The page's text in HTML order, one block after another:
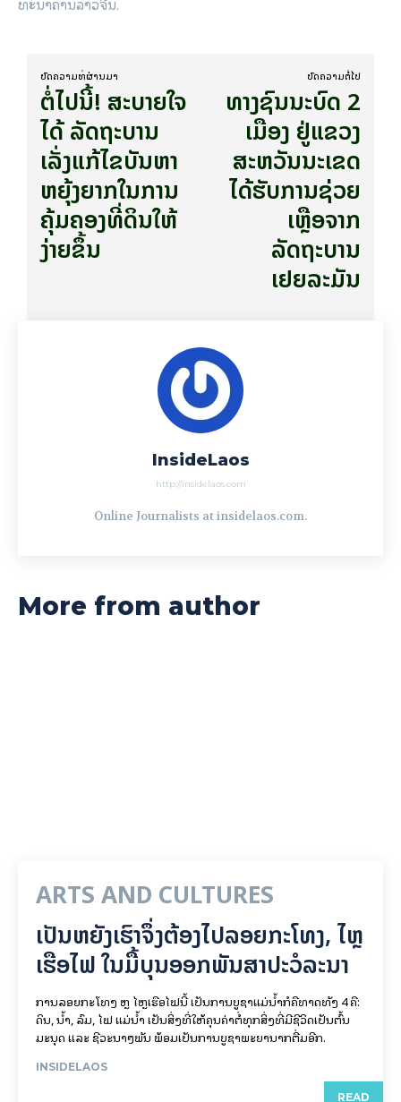
ບົດ​ຄວາມ​ທີ່​ຜ່ານ​ມາ
ຕໍ່​ໄປ​ນີ້! ສະ​ບາຍ​ໃຈ​
ໄດ້ ລັດຖະບານ
ເລັ່ງແກ້ໄຂບັນຫາ
ຫຍຸ້ງຍາກໃນການ
ຄຸ້ມຄອງທີ່ດິນໃຫ້​
ງ່າຍ​ຂຶ້ນ
ບົດ​ຄວາມ​ຕໍ່​ໄປ
ທາງຊົນນະບົດ 2
ເມືອງ ຢູ່ແຂວງ
ສະຫວັນນະເຂດ
ໄດ້​ຮັບ​ການຊ່ວຍ​
ເຫຼືອ​ຈາກ
ລັດຖະບານ
ເຢຍລະມັນ
InsideLaos
http://insidelaos.com
Online Journalists at insidelaos.com.
More from author
ARTS AND CULTURES
ເປັນ​ຫຍັງ​ເຮົາ​ຈຶ່ງ​ຕ້ອງ​ໄປລອຍ​ກະ​ໂທງ, ໄຫຼ​
ເຮືອ​ໄຟ ໃນ​ມື້​​ບຸນ​ອອກ​ພັນ​ສາ​ປະ​ວໍ​ລະ​ນາ
ການລອຍ​ກະ​ໂທງ ຫຼື ໄຫຼເຮືອໄຟນີ້ ເປັນການບູຊາແມ່ນໍ້າກໍຄືທາດທັງ 4 ຄື:
ດິນ, ນໍ້າ, ລົມ, ໄຟ ແມ່ນໍ້າ ເປັນສິ່ງທີ່ໃຫ້ຄຸນຄ່າຕໍ່ທຸກສິ່ງທີ່ມີຊີວິດເປັນຕົ້ນ
ມະນຸດ ແລະ ຊີວະນາໆພັນ ພ້ອມເປັນການບູຊາພະຍານາກຕື່ມອີກ.
INSIDELAOS
READ